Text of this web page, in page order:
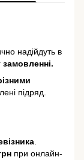
надійдуть в
підряд.
.
при онлайн-